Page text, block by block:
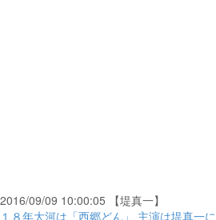
2016/09/09 10:00:05 【堤真一】
１８年大河は「西郷どん」 主演は堤真一